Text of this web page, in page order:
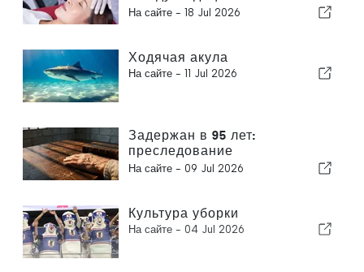
туризмом и государственным
На сайте - 18 Jul 2026
Ходячая акула
На сайте - 11 Jul 2026
Задержан в 95 лет:
преследование
южнокорейскими властями
тревогу
На сайте - 09 Jul 2026
Культура уборки
На сайте - 04 Jul 2026